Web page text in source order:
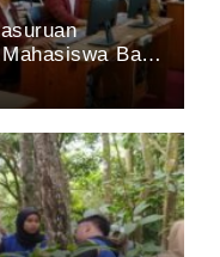
Baru;
Unggul